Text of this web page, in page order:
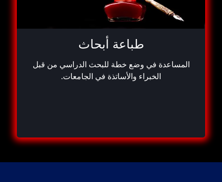
طباعة أبحاث
المساعدة في وضع خطة للبحث الدراسي من قبل
الخبراء والأساتذة في الجامعات.